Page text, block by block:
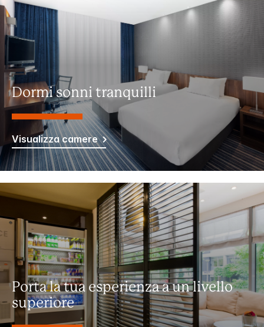
Dormi sonni tranquilli
Visualizza camere
Porta la tua esperienza a un livello
superiore